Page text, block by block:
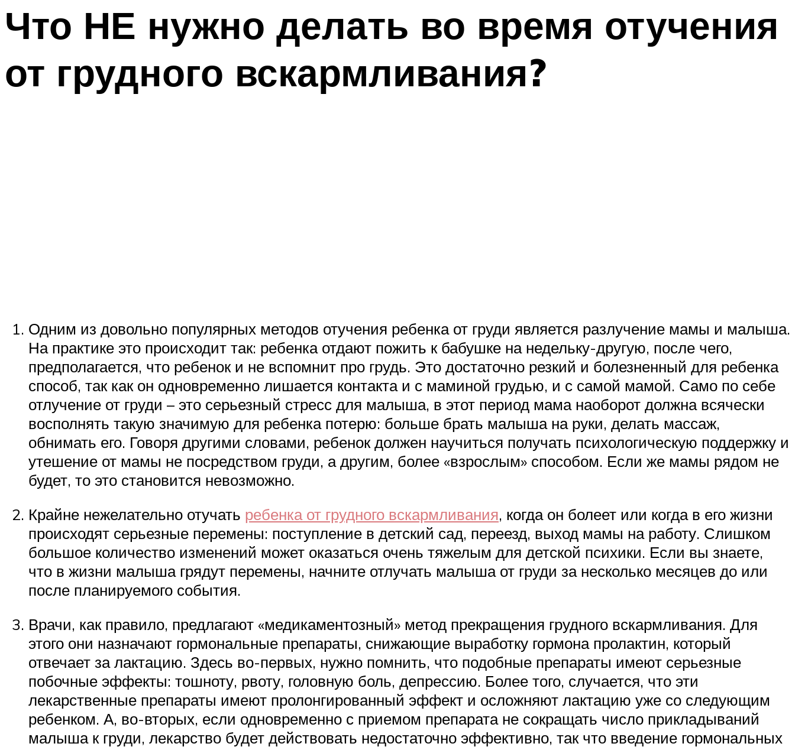
Что НЕ нужно делать во время отучения
от грудного вскармливания?
Одним из довольно популярных методов отучения ребенка от груди является разлучение мамы и малыша.
На практике это происходит так: ребенка отдают пожить к бабушке на недельку-другую, после чего,
предполагается, что ребенок и не вспомнит про грудь. Это достаточно резкий и болезненный для ребенка
способ, так как он одновременно лишается контакта и с маминой грудью, и с самой мамой. Само по себе
отлучение от груди – это серьезный стресс для малыша, в этот период мама наоборот должна всячески
восполнять такую значимую для ребенка потерю: больше брать малыша на руки, делать массаж,
обнимать его. Говоря другими словами, ребенок должен научиться получать психологическую поддержку и
утешение от мамы не посредством груди, а другим, более «взрослым» способом. Если же мамы рядом не
будет, то это становится невозможно.
Крайне нежелательно отучать ребенка от грудного вскармливания, когда он болеет или когда в его жизни
происходят серьезные перемены: поступление в детский сад, переезд, выход мамы на работу. Слишком
большое количество изменений может оказаться очень тяжелым для детской психики. Если вы знаете,
что в жизни малыша грядут перемены, начните отлучать малыша от груди за несколько месяцев до или
после планируемого события.
Врачи, как правило, предлагают «медикаментозный» метод прекращения грудного вскармливания. Для
этого они назначают гормональные препараты, снижающие выработку гормона пролактин, который
отвечает за лактацию. Здесь во-первых, нужно помнить, что подобные препараты имеют серьезные
побочные эффекты: тошноту, рвоту, головную боль, депрессию. Более того, случается, что эти
лекарственные препараты имеют пролонгированный эффект и осложняют лактацию уже со следующим
ребенком. А, во-вторых, если одновременно с приемом препарата не сокращать число прикладываний
малыша к груди, лекарство будет действовать недостаточно эффективно, так что введение гормональных